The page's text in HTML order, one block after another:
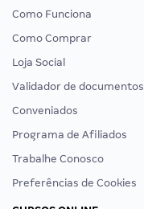
Como Funciona
Como Comprar
Loja Social
Validador de documentos
Conveniados
Programa de Afiliados
Trabalhe Conosco
Preferências de Cookies